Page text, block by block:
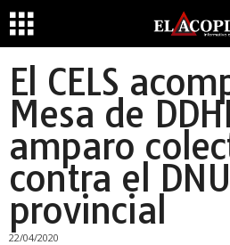
El CELS
Mesa de
amparo
contra el DNU
provincial
22/04/2020